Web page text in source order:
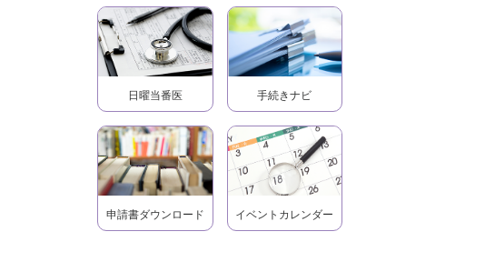
日曜当番医 手続きナビ
申請書ダウンロード イベントカレンダー